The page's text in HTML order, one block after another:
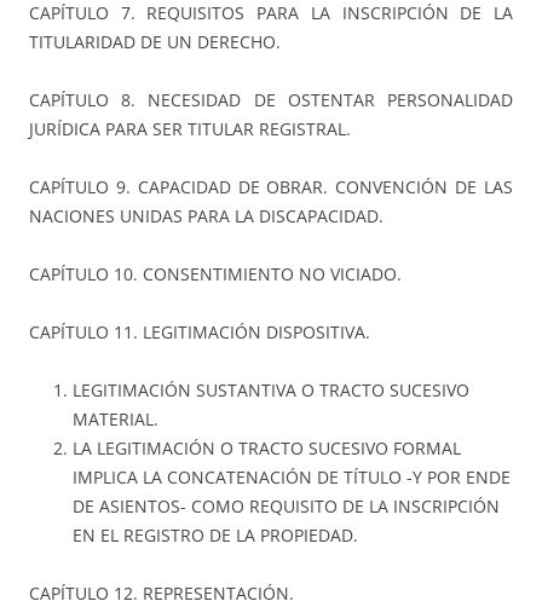
CAPÍTULO 7. REQUISITOS PARA LA INSCRIPCIÓN DE LA
TITULARIDAD DE UN DERECHO.
CAPÍTULO 8. NECESIDAD DE OSTENTAR PERSONALIDAD
JURÍDICA PARA SER TITULAR REGISTRAL.
CAPÍTULO 9. CAPACIDAD DE OBRAR. CONVENCIÓN DE LAS
NACIONES UNIDAS PARA LA DISCAPACIDAD.
CAPÍTULO 10. CONSENTIMIENTO NO VICIADO.
CAPÍTULO 11. LEGITIMACIÓN DISPOSITIVA.
LEGITIMACIÓN SUSTANTIVA O TRACTO SUCESIVO
MATERIAL.
LA LEGITIMACIÓN O TRACTO SUCESIVO FORMAL
IMPLICA LA CONCATENACIÓN DE TÍTULO -Y POR ENDE
DE ASIENTOS- COMO REQUISITO DE LA INSCRIPCIÓN
EN EL REGISTRO DE LA PROPIEDAD.
CAPÍTULO 12. REPRESENTACIÓN.